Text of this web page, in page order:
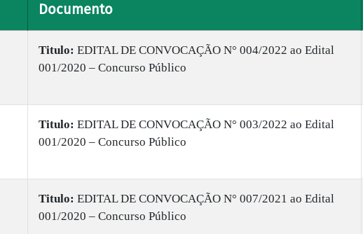
Documento
Titulo: ​EDITAL DE CONVOCAÇÃO N° 004/2022 ao Edital
001/2020 – Concurso Público
Titulo: EDITAL DE CONVOCAÇÃO N° 003/2022 ao Edital
001/2020 – Concurso Público
Titulo: EDITAL DE CONVOCAÇÃO N° 007/2021 ao Edital
001/2020 – Concurso Público